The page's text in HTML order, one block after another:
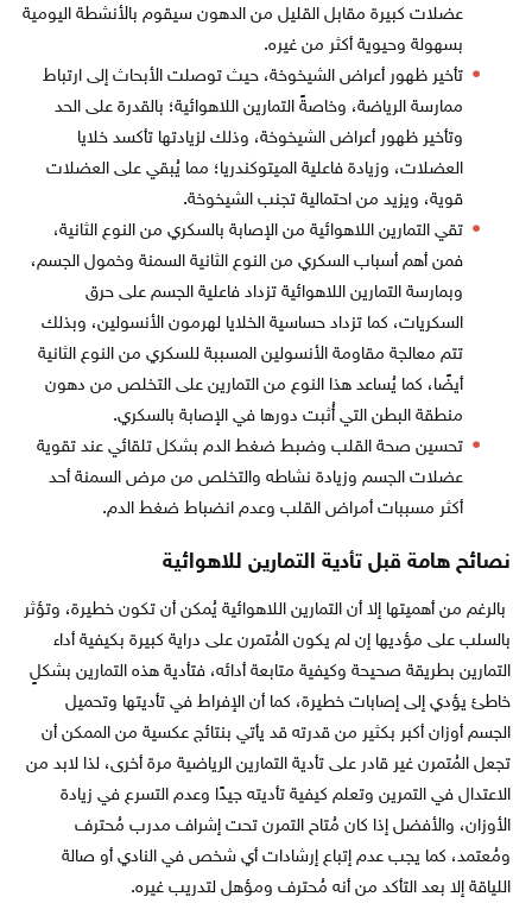
عضلات كبيرة مقابل القليل من الدهون سيقوم بالأنشطة اليومية
بسهولة وحيوية أكثر من غيره.
تأخير ظهور أعراض الشيخوخة، حيث توصلت الأبحاث إلى ارتباط
ممارسة الرياضة، وخاصةً التمارين اللاهوائية؛ بالقدرة على الحد
وتأخير ظهور أعراض الشيخوخة، وذلك لزيادتها تأكسد خلايا
العضلات، وزيادة فاعلية الميتوكندريا؛ مما يُبقي على العضلات
قوية، ويزيد من احتمالية تجنب الشيخوخة.
تقي التمارين اللاهوائية من الإصابة بالسكري من النوع الثانية،
فمن أهم أسباب السكري من النوع الثانية السمنة وخمول الجسم،
وبمارسة التمارين اللاهوائية تزداد فاعلية الجسم على حرق
السكريات، كما تزداد حساسية الخلايا لهرمون الأنسولين، وبذلك
تتم معالجة مقاومة الأنسولين المسببة للسكري من النوع الثانية
أيضًا، كما يُساعد هذا النوع من التمارين على التخلص من دهون
منطقة البطن التي أُثبت دورها في الإصابة بالسكري.
تحسين صحة القلب وضبط ضغط الدم بشكل تلقائي عند تقوية
عضلات الجسم وزيادة نشاطه والتخلص من مرض السمنة أحد
أكثر مسببات أمراض القلب وعدم انضباط ضغط الدم.
نصائح هامة قبل تأدية التمارين للاهوائية
بالرغم من أهميتها إلا أن التمارين اللاهوائية يُمكن أن تكون خطيرة، وتؤثر
بالسلب على مؤديها إن لم يكون المُتمرن على دراية كبيرة بكيفية أداء
التمارين بطريقة صحيحة وكيفية متابعة أدائه، فتأدية هذه التمارين بشكلٍ
خاطئ يؤدي إلى إصابات خطيرة، كما أن الإفراط في تأديتها وتحميل
الجسم أوزان أكبر بكثير من قدرته قد يأتي بنتائج عكسية من الممكن أن
تجعل المُتمرن غير قادر على تأدية التمارين الرياضية مرة أخرى، لذا لابد من
الاعتدال في التمرين وتعلم كيفية تأديته جيدًا وعدم التسرع في زيادة
الأوزان، والأفضل إذا كان مُتاح التمرن تحت إشراف مدرب مُحترف
ومُعتمد، كما يجب عدم إتباع إرشادات أي شخص في النادي أو صالة
اللياقة إلا بعد التأكد من أنه مُحترف ومؤهل لتدريب غيره.